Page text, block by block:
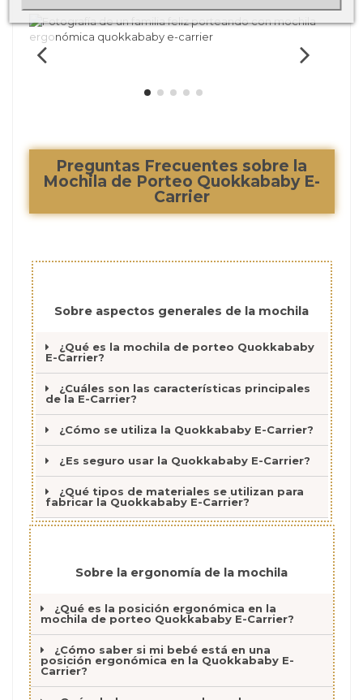
Preguntas Frecuentes sobre la
Mochila de Porteo Quokkababy E-
Carrier
Sobre aspectos generales de la mochila
¿Qué es la mochila de porteo Quokkababy
E-Carrier?
¿Cuáles son las características principales
de la E-Carrier?
¿Cómo se utiliza la Quokkababy E-Carrier?
¿Es seguro usar la Quokkababy E-Carrier?
¿Qué tipos de materiales se utilizan para
fabricar la Quokkababy E-Carrier?
Sobre la ergonomía de la mochila
¿Qué es la posición ergonómica en la
mochila de porteo Quokkababy E-Carrier?
¿Cómo saber si mi bebé está en una
posición ergonómica en la Quokkababy E-
Carrier?